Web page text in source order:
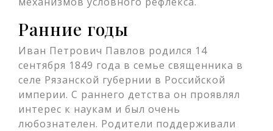
Ранние годы
Иван Петрович Павлов родился 14
сентября 1849 года в семье священника в
селе Рязанской губернии в Российской
империи. С раннего детства он проявлял
интерес к наукам и был очень
любознателен. Родители поддерживали